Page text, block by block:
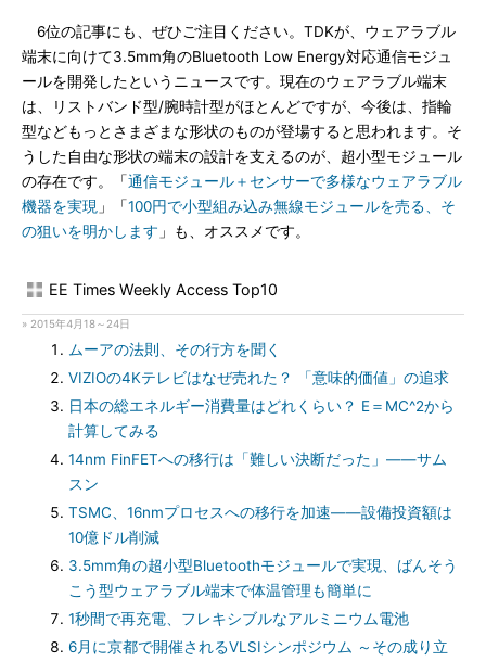
6位の記事にも、ぜひご注目ください。TDKが、ウェアラブル
端末に向けて3.5mm角のBluetooth Low Energy対応通信モジュ
ールを開発したというニュースです。現在のウェアラブル端末
は、リストバンド型/腕時計型がほとんどですが、今後は、指輪
型などもっとさまざまな形状のものが登場すると思われます。そ
うした自由な形状の端末の設計を支えるのが、超小型モジュール
の存在です。「通信モジュール＋センサーで多様なウェアラブル
機器を実現 」「100円で小型組み込み無線モジュールを売る、そ
の狙いを明かします 」も、オススメです。
EE Times Weekly Access Top10
» 2015年4月18～24日
ムーアの法則、その行方を聞く
VIZIOの4Kテレビはなぜ売れた？ 「意味的価値」の追求
日本の総エネルギー消費量はどれくらい？ E＝MC^2から
計算してみる
14nm FinFETへの移行は「難しい決断だった」――サム
スン
TSMC、16nmプロセスへの移行を加速――設備投資額は
10億ドル削減
3.5mm角の超小型Bluetoothモジュールで実現、ばんそう
こう型ウェアラブル端末で体温管理も簡単に
1秒間で再充電、フレキシブルなアルミニウム電池
6月に京都で開催されるVLSIシンポジウム ～その成り立